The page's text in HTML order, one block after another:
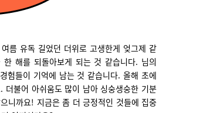
름 유독 길었던 더위로 고생한게 엊그제 같
해를 되돌아보게 되는 것 같습니다. 님의
험들이 기억에 남는 것 같습니다. 올해 초에
불어 아쉬움도 많이 남아 싱숭생숭한 기분
니까요! 지금은 좀 더 긍정적인 것들에 집중